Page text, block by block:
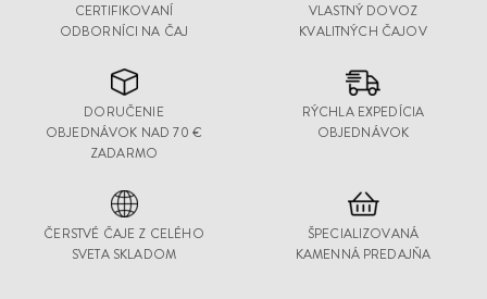
CERTIFIKOVANÍ
ODBORNÍCI NA ČAJ
VLASTNÝ DOVOZ
KVALITNÝCH ČAJOV
DORUČENIE
OBJEDNÁVOK NAD 70 €
ZADARMO
RÝCHLA EXPEDÍCIA
OBJEDNÁVOK
ČERSTVÉ ČAJE Z CELÉHO
SVETA SKLADOM
ŠPECIALIZOVANÁ
KAMENNÁ PREDAJŇA